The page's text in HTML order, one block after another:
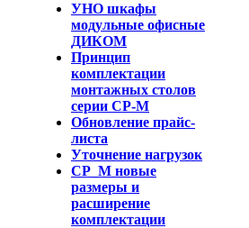
УНО шкафы
модульные офисные
ДИКОМ
Принцип
комплектации
монтажных столов
серии СР-М
Обновление прайс-
листа
Уточнение нагрузок
СР_М новые
размеры и
расширение
комплектации